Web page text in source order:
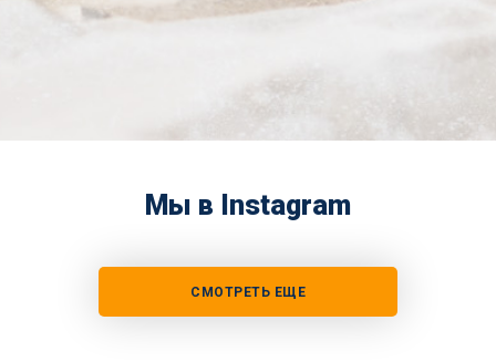
Мы в Instagram
СМОТРЕТЬ ЕЩЕ